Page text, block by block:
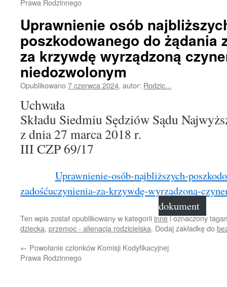
Prawa Rodzinnego
Uprawnienie osób
poszkodowanego do żądania
za krzywdę wyrządzoną
niedozwolonym
Opublikowano7 czerwca 2024, autor: Rodzic...
Uchwała
Składu Siedmiu Sędziów Sądu
z dnia 27 marca 2018 r.
III CZP 69/17
Uprawnienie-osób-najbliższych-
zadośćuczynienia-za-krzywdę-wyrządzoną-
dokument
Ten wpis został opublikowany w kategorii innei oznaczony
dziecka, przemoc - alienacja rodzicielska. Dodaj zakładkę do
← Powołanie członków Komisji Kodyfikacyjnej
Prawa Rodzinnego